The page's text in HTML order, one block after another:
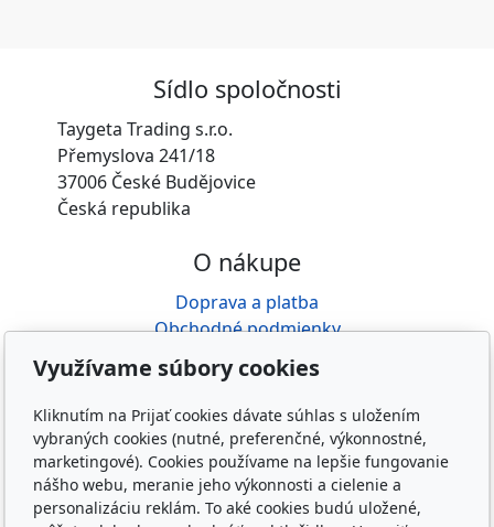
Sídlo spoločnosti
Taygeta Trading s.r.o.
Přemyslova 241/18
37006 České Budějovice
Česká republika
O nákupe
Doprava a platba
Obchodné podmienky
Reklamácia
O nás
Kdo jsme
Kontakty
Využívame súbory cookies
Kliknutím na Prijať cookies dávate súhlas s uložením
vybraných cookies (nutné, preferenčné, výkonnostné,
marketingové). Cookies používame na lepšie fungovanie
nášho webu, meranie jeho výkonnosti a cielenie a
personalizáciu reklám. To aké cookies budú uložené,